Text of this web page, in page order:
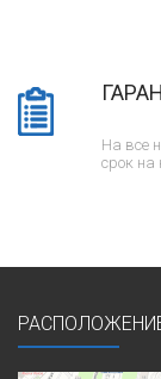
На все
срок на